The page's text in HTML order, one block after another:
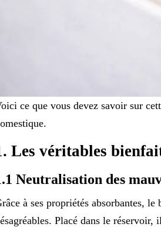
ce que vous devez savoir sur
Les véritables
Neutralisation des
à ses propriétés absorbantes,
Placé dans le